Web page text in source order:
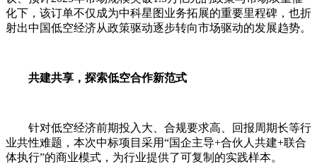
化下，该订单不仅成为中科星图业务拓展的重要里程碑，也折
射出中国低空经济从政策驱动逐步转向市场驱动的发展趋势。
共建共享，探索低空合作新范式
针对低空经济前期投入大、合规要求高、回报周期长等行
业共性难题，本次中标项目采用“国企主导+合伙人共建+联合
体执行”的商业模式，为行业提供了可复制的实践样本。